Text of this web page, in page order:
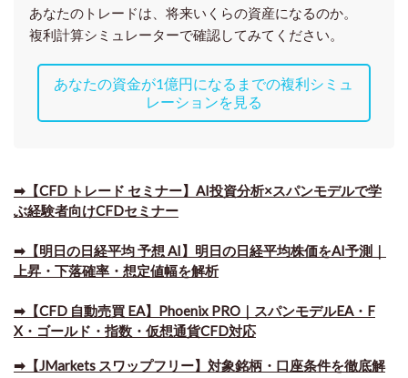
あなたのトレードは、将来いくらの資産になるのか。
複利計算シミュレーターで確認してみてください。
あなたの資金が1億円になるまでの複利シミュ
レーションを見る
➡【CFD トレード セミナー】AI投資分析×スパンモデルで学
ぶ経験者向けCFDセミナー
➡【明日の日経平均 予想 AI】明日の日経平均株価をAI予測｜
上昇・下落確率・想定値幅を解析
➡​【CFD 自動売買 EA】Phoenix PRO｜スパンモデルEA・F
X・ゴールド・指数・仮想通貨CFD対応
➡​【JMarkets スワップフリー】対象銘柄・口座条件を徹底解